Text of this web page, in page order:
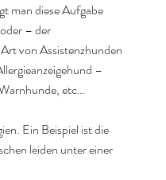
man diese Aufgabe
– der
von Assistenzhunden
–
etc…
Ein Beispiel ist die
leiden unter einer